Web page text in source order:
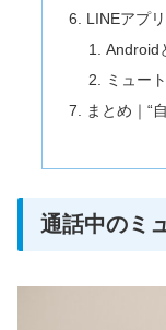
LINEアプ
Android
ミュー
まとめ｜“
通話中のミ